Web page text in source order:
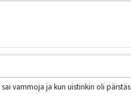
vammoja ja kun uistinkin oli